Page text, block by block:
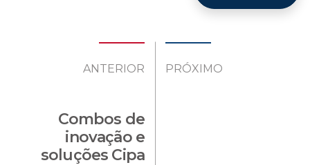
ANTERIOR
Combos de
inovação e
soluções Cipa
PRÓXIMO